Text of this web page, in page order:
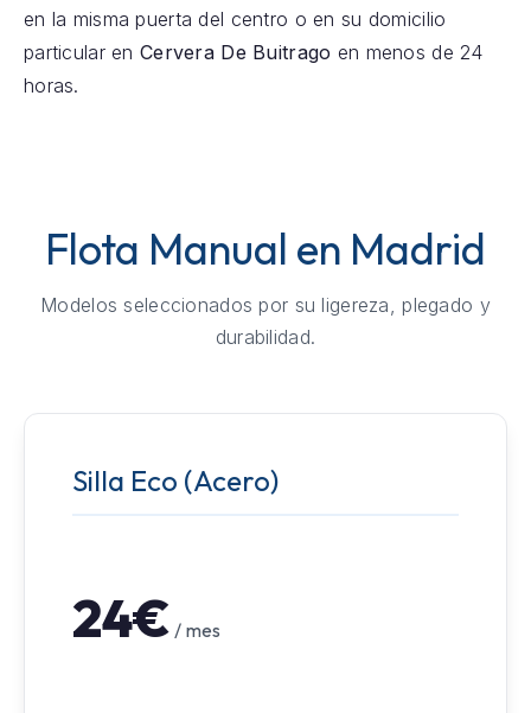
en la misma puerta del centro o en su domicilio
particular en Cervera De Buitrago en menos de 24
horas.
Flota Manual en Madrid
Modelos seleccionados por su ligereza, plegado y
durabilidad.
Silla Eco (Acero)
24€ / mes